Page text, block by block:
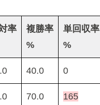
率
複勝率
%
単回収率
%
40.0 0
70.0 165